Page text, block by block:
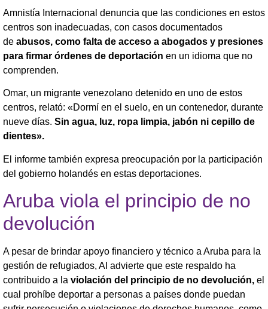
Amnistía Internacional denuncia que las condiciones en estos
centros son inadecuadas, con casos documentados
de abusos, como falta de acceso a abogados y presiones
para firmar órdenes de deportación en un idioma que no
comprenden.
Omar, un migrante venezolano detenido en uno de estos
centros, relató: «Dormí en el suelo, en un contenedor, durante
nueve días. Sin agua, luz, ropa limpia, jabón ni cepillo de
dientes».
El informe también expresa preocupación por la participación
del gobierno holandés en estas deportaciones.
Aruba viola el principio de no
devolución
A pesar de brindar apoyo financiero y técnico a Aruba para la
gestión de refugiados, AI advierte que este respaldo ha
contribuido a la violación del principio de no devolución, el
cual prohíbe deportar a personas a países donde puedan